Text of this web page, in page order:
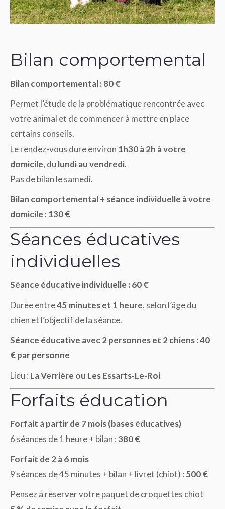
Bilan comportemental
Bilan comportemental : 80 €
Permet l’étude de la problématique rencontrée avec
votre animal et de commencer à mettre en place
certains conseils.
Le rendez-vous dure environ 1h30 à 2h à votre
domicile, du lundi au vendredi.
Pas de bilan le samedi.
Bilan comportemental + séance individuelle à votre
domicile : 130 €
Séances éducatives
individuelles
Séance éducative individuelle : 60 €
Durée entre45 minutes et 1 heure, selon l’âge du
chien et l’objectif de la séance.
Séance éducative avec 2 personnes et 2 chiens : 40
€ par personne
Lieu : La Verrière ou Les Essarts-Le-Roi
Forfaits éducation
Forfait à partir de 7 mois (bases éducatives)
6 séances de 1 heure + bilan :380 €
Forfait de 2 à 6 mois
9 séances de 45 minutes + bilan + livret (chiot) : 500 €
Pensez à réserver votre paquet de croquettes chiot